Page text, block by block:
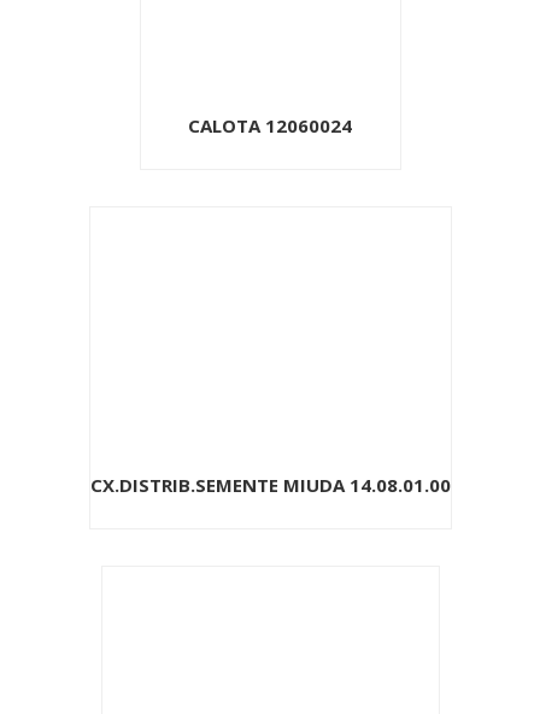
CALOTA 12060024
CX.DISTRIB.SEMENTE MIUDA 14.08.01.00